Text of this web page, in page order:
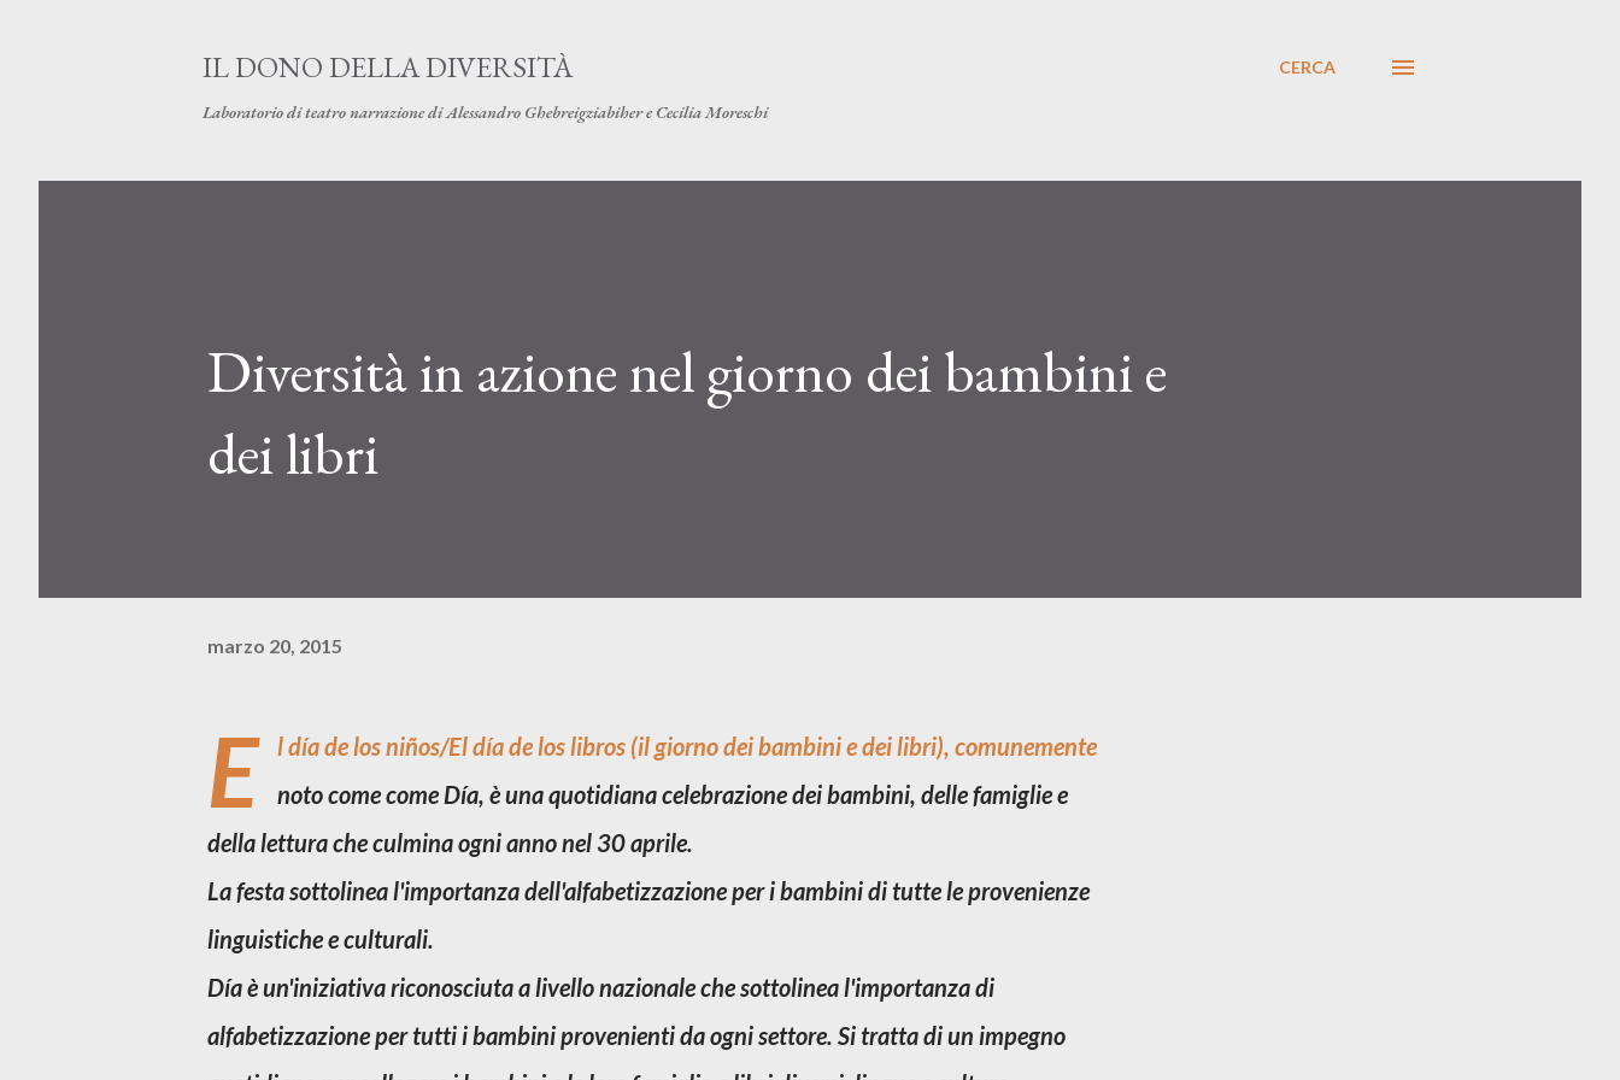
IL DONO DELLA DIVERSITÀ
Laboratorio di teatro narrazione di Alessandro Ghebreigziabiher e Cecilia Moreschi
CERCA
Diversità in azione nel giorno dei bambini e
dei libri
marzo 20, 2015
E l día de los niños/El día de los libros (il giorno dei bambini e dei libri), comunemente
noto come comeDía, è una quotidiana celebrazione dei bambini, delle famiglie e
della lettura che culmina ogni anno nel 30 aprile.
La festa sottolinea l'importanza dell'alfabetizzazione per i bambini di tutte le provenienze
linguistiche e culturali.
Día è un'iniziativa riconosciuta a livello nazionale che sottolinea l'importanza di
alfabetizzazione per tutti i bambini provenienti da ogni settore. Si tratta di un impegno